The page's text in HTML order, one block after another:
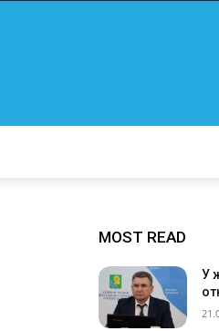
MOST READ
У